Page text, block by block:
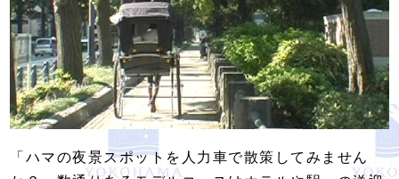
「ハマの夜景スポットを人力車で散策してみません